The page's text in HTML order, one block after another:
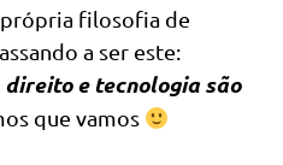
própria filosofia de
a ser este:
e tecnologia são
que vamos